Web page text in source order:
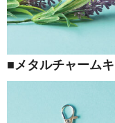
■メタルチャーム